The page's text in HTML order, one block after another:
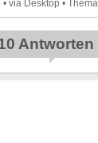
• •
Antworten